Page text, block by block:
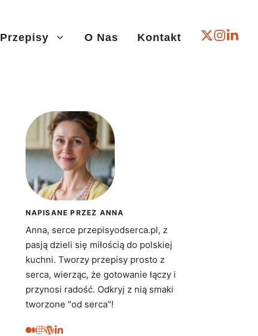
Przepisy O Nas Kontakt
NAPISANE PRZEZ ANNA
Anna, serce przepisyodserca.pl, z
pasją dzieli się miłością do polskiej
kuchni. Tworzy przepisy prosto z
serca, wierząc, że gotowanie łączy i
przynosi radość. Odkryj z nią smaki
tworzone "od serca"!